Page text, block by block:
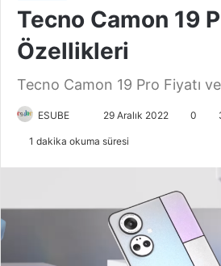
Tecno Camon 19
Özellikleri
Tecno Camon 19 Pro Fiyatı
ESUBE
p
29 Aralık 2022 0
1 dakika okuma süresi